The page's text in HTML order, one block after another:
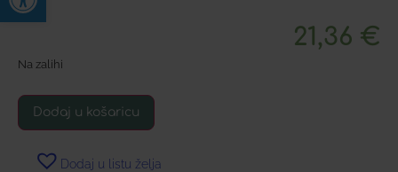
21,36 €
Na zalihi
Dodaj u košaricu
Dodaj u listu želja